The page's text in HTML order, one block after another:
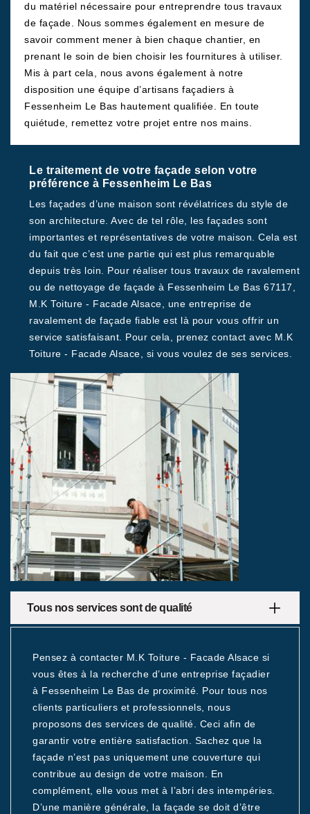
du matériel nécessaire pour entreprendre tous travaux
de façade. Nous sommes également en mesure de
savoir comment mener à bien chaque chantier, en
prenant le soin de bien choisir les fournitures à utiliser.
Mis à part cela, nous avons également à notre
disposition une équipe d’artisans façadiers à
Fessenheim Le Bas hautement qualifiée. En toute
quiétude, remettez votre projet entre nos mains.
Le traitement de votre façade selon votre
préférence à Fessenheim Le Bas
Les façades d’une maison sont révélatrices du style de
son architecture. Avec de tel rôle, les façades sont
importantes et représentatives de votre maison. Cela est
du fait que c’est une partie qui est plus remarquable
depuis très loin. Pour réaliser tous travaux de ravalement
ou de nettoyage de façade à Fessenheim Le Bas 67117,
M.K Toiture - Facade Alsace, une entreprise de
ravalement de façade fiable est là pour vous offrir un
service satisfaisant. Pour cela, prenez contact avec M.K
Toiture - Facade Alsace, si vous voulez de ses services.
Tous nos services sont de qualité
Pensez à contacter M.K Toiture - Facade Alsace si
vous êtes à la recherche d’une entreprise façadier
à Fessenheim Le Bas de proximité. Pour tous nos
clients particuliers et professionnels, nous
proposons des services de qualité. Ceci afin de
garantir votre entière satisfaction. Sachez que la
façade n’est pas uniquement une couverture qui
contribue au design de votre maison. En
complément, elle vous met à l’abri des intempéries.
D’une manière générale, la façade se doit d’être